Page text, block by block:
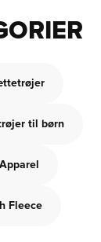
til børn
Fleece